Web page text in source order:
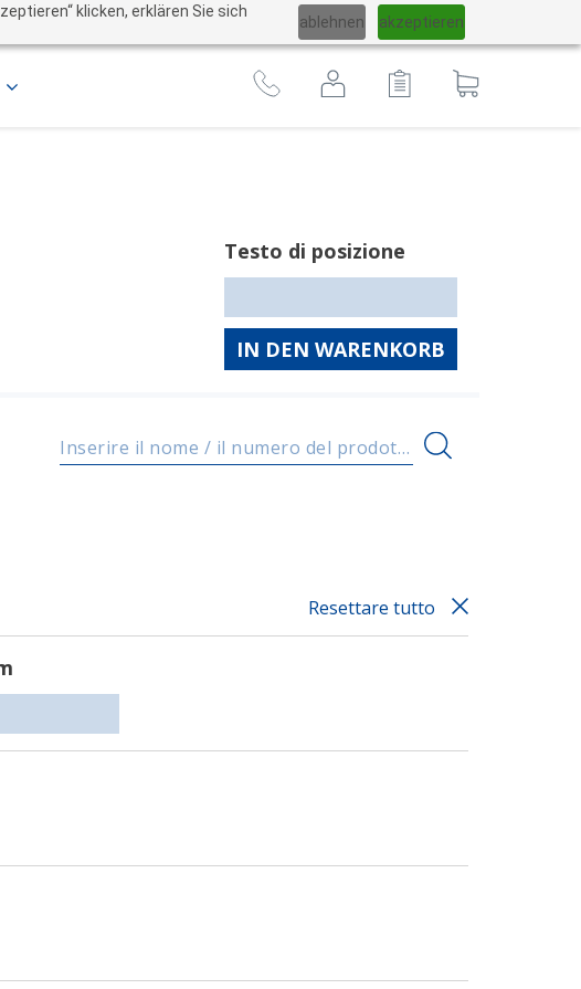
klicken, erklären Sie sich
ablehnen akzeptieren
Cambiare
lingua
Al
Testo di posizione
IN DEN WARENKORB
Inserire il nome / il numero del prodotto
Resettare tutto